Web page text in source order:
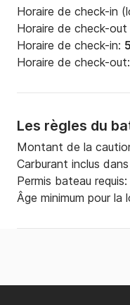
Horaire de check-in
Horaire de check-
Horaire de check-in:
Horaire de check-out:
Les règles du
Montant de la
Carburant inclus
Permis bateau requis:
Âge minimum pour la